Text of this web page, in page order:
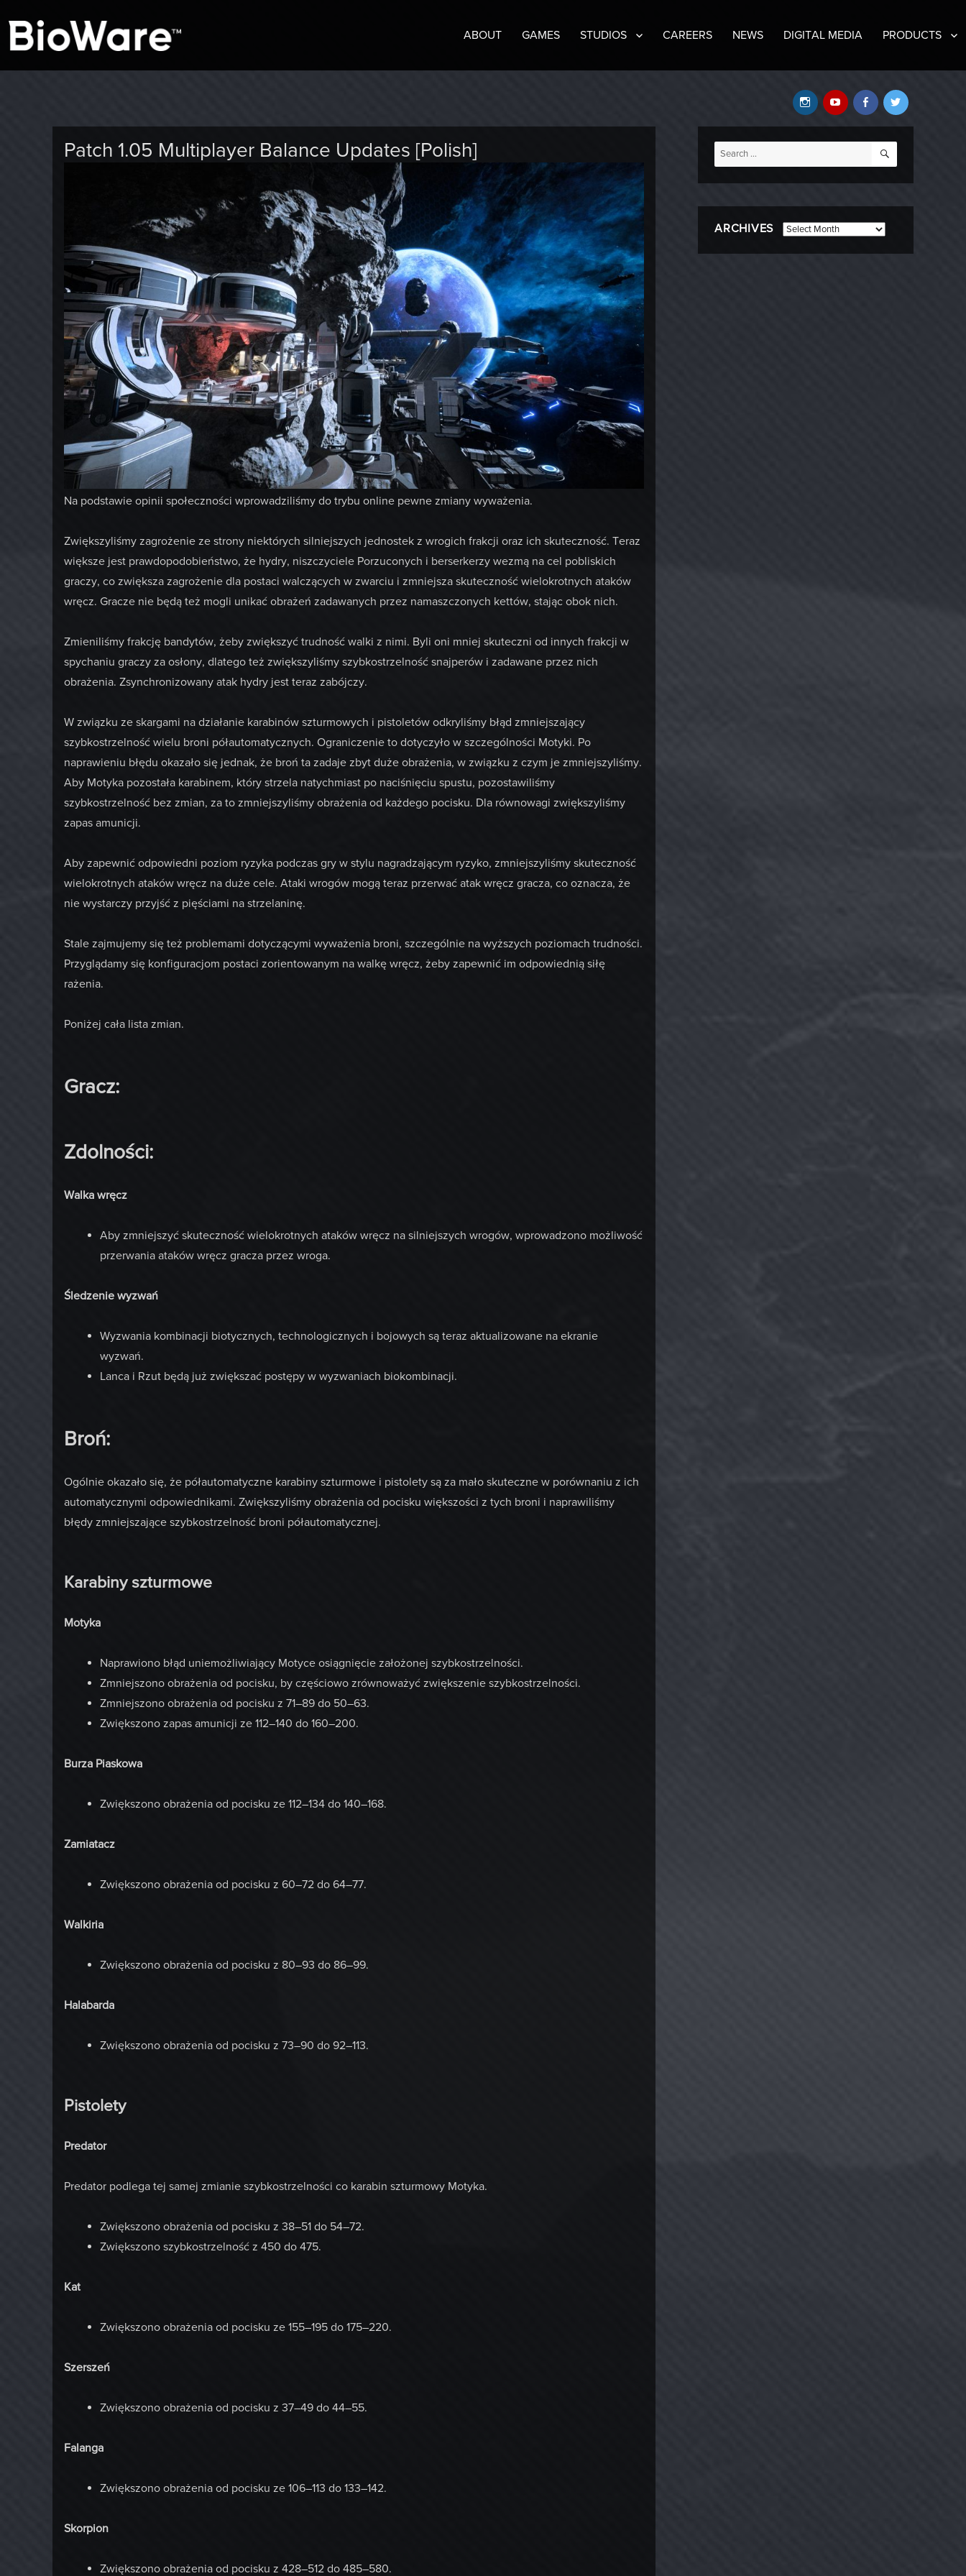
BioWare Blog
ABOUT GAMES STUDIOS CAREERS NEWS DIGITAL MEDIA PRODUCTS
Twitter
Facebook
YouTube
Instagram
Patch 1.05 Multiplayer Balance Updates [Polish]
Na podstawie opinii społeczności wprowadziliśmy do trybu online pewne zmiany wyważenia.
Zwiększyliśmy zagrożenie ze strony niektórych silniejszych jednostek z wrogich frakcji oraz ich skuteczność. Teraz
większe jest prawdopodobieństwo, że hydry, niszczyciele Porzuconych i berserkerzy wezmą na cel pobliskich
graczy, co zwiększa zagrożenie dla postaci walczących w zwarciu i zmniejsza skuteczność wielokrotnych ataków
wręcz. Gracze nie będą też mogli unikać obrażeń zadawanych przez namaszczonych kettów, stając obok nich.
Zmieniliśmy frakcję bandytów, żeby zwiększyć trudność walki z nimi. Byli oni mniej skuteczni od innych frakcji w
spychaniu graczy za osłony, dlatego też zwiększyliśmy szybkostrzelność snajperów i zadawane przez nich
obrażenia. Zsynchronizowany atak hydry jest teraz zabójczy.
W związku ze skargami na działanie karabinów szturmowych i pistoletów odkryliśmy błąd zmniejszający
szybkostrzelność wielu broni półautomatycznych. Ograniczenie to dotyczyło w szczególności Motyki. Po
naprawieniu błędu okazało się jednak, że broń ta zadaje zbyt duże obrażenia, w związku z czym je zmniejszyliśmy.
Aby Motyka pozostała karabinem, który strzela natychmiast po naciśnięciu spustu, pozostawiliśmy
szybkostrzelność bez zmian, za to zmniejszyliśmy obrażenia od każdego pocisku. Dla równowagi zwiększyliśmy
zapas amunicji.
Aby zapewnić odpowiedni poziom ryzyka podczas gry w stylu nagradzającym ryzyko, zmniejszyliśmy skuteczność
wielokrotnych ataków wręcz na duże cele. Ataki wrogów mogą teraz przerwać atak wręcz gracza, co oznacza, że
nie wystarczy przyjść z pięściami na strzelaninę.
Stale zajmujemy się też problemami dotyczącymi wyważenia broni, szczególnie na wyższych poziomach trudności.
Przyglądamy się konfiguracjom postaci zorientowanym na walkę wręcz, żeby zapewnić im odpowiednią siłę
rażenia.
Poniżej cała lista zmian.
Gracz:
Zdolności:
Walka wręcz
Aby zmniejszyć skuteczność wielokrotnych ataków wręcz na silniejszych wrogów, wprowadzono możliwość
przerwania ataków wręcz gracza przez wroga.
Śledzenie wyzwań
Wyzwania kombinacji biotycznych, technologicznych i bojowych są teraz aktualizowane na ekranie
wyzwań.
Lanca i Rzut będą już zwiększać postępy w wyzwaniach biokombinacji.
Broń:
Ogólnie okazało się, że półautomatyczne karabiny szturmowe i pistolety są za mało skuteczne w porównaniu z ich
automatycznymi odpowiednikami. Zwiększyliśmy obrażenia od pocisku większości z tych broni i naprawiliśmy
błędy zmniejszające szybkostrzelność broni półautomatycznej.
Karabiny szturmowe
Motyka
Naprawiono błąd uniemożliwiający Motyce osiągnięcie założonej szybkostrzelności.
Zmniejszono obrażenia od pocisku, by częściowo zrównoważyć zwiększenie szybkostrzelności.
Zmniejszono obrażenia od pocisku z 71–89 do 50–63.
Zwiększono zapas amunicji ze 112–140 do 160–200.
Burza Piaskowa
Zwiększono obrażenia od pocisku ze 112–134 do 140–168.
Zamiatacz
Zwiększono obrażenia od pocisku z 60–72 do 64–77.
Walkiria
Zwiększono obrażenia od pocisku z 80–93 do 86–99.
Halabarda
Zwiększono obrażenia od pocisku z 73–90 do 92–113.
Pistolety
Predator
Predator podlega tej samej zmianie szybkostrzelności co karabin szturmowy Motyka.
Zwiększono obrażenia od pocisku z 38–51 do 54–72.
Zwiększono szybkostrzelność z 450 do 475.
Kat
Zwiększono obrażenia od pocisku ze 155–195 do 175–220.
Szerszeń
Zwiększono obrażenia od pocisku z 37–49 do 44–55.
Falanga
Zwiększono obrażenia od pocisku ze 106–113 do 133–142.
Skorpion
Zwiększono obrażenia od pocisku z 428–512 do 485–580.
Search
for:
SEARCH
ARCHIVES Archives